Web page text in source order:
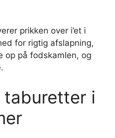
prikken over i’et i
for rigtig afslapning,
op på fodskamlen, og
taburetter i